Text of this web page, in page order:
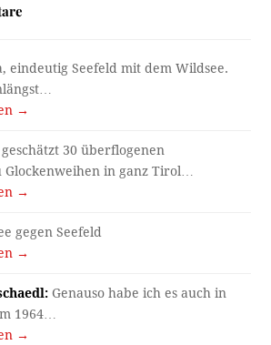
eindeutig Seefeld mit dem Wildsee.
→
30 überflogenen
in ganz Tirol…
→
gegen Seefeld
→
Genauso habe ich es auch in
1964…
→